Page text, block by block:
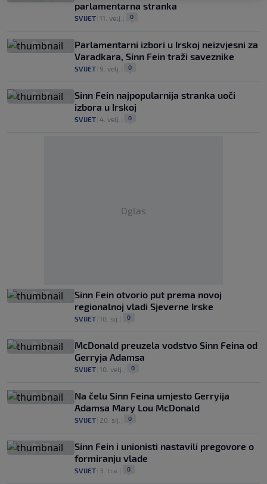
parlamentarna stranka
SVIJET 11. velj. 0
Parlamentarni izbori u Irskoj neizvjesni za
Varadkara, Sinn Fein traži saveznike
SVIJET 9. velj. 0
Sinn Fein najpopularnija stranka uoči
izbora u Irskoj
SVIJET 4. velj. 0
Oglas
Sinn Fein otvorio put prema novoj
regionalnoj vladi Sjeverne Irske
SVIJET 10. sij. 0
McDonald preuzela vodstvo Sinn Feina od
Gerryja Adamsa
SVIJET 10. velj. 0
Na čelu Sinn Feina umjesto Gerryija
Adamsa Mary Lou McDonald
SVIJET 20. sij. 0
Sinn Fein i unionisti nastavili pregovore o
formiranju vlade
SVIJET 3. tra. 0